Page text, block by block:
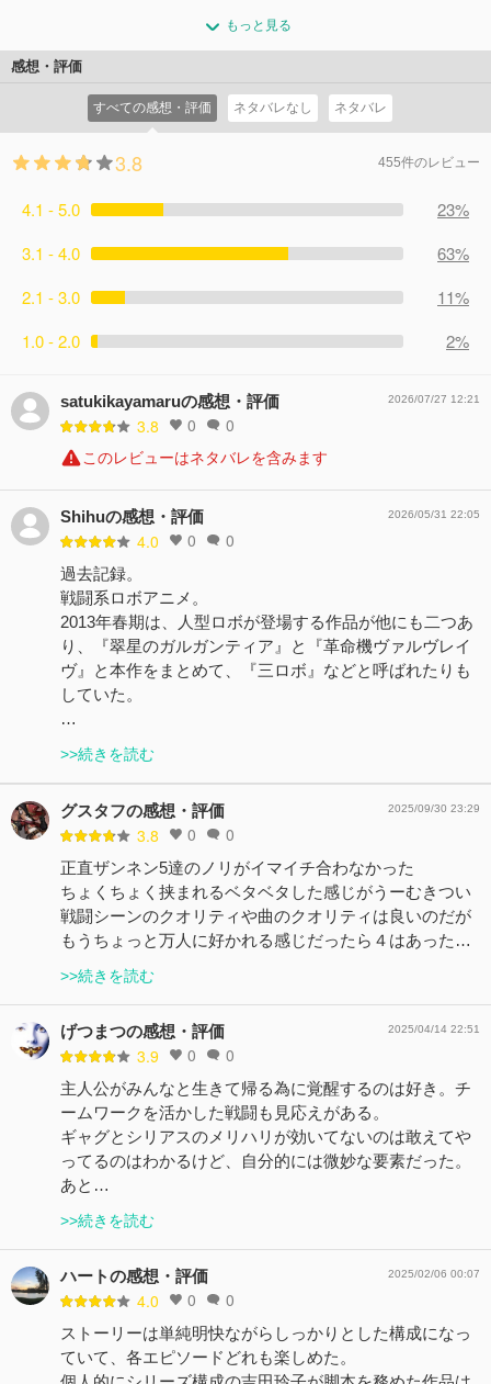
力は凄まじく、イズルたちは放棄するはずだった基地を防
コメント0件
られた膨大な予算の回収を理由に、機体にはスポンサーロ
ゴが貼られ、カメラを意識して作業を進めないといけない
のだ。だがその時、作業宙域に近づくウルガルの機影が確
認される。戦闘装備のないコアに乗ったイズルとアサギ
は、果たして無事に帰還できるのか。
まず、一時はヒーローに祭り上げられたチームラビッツも
いまやヘタレ扱い。「ザンネン５」の呼び名は全宇宙的に
訪れる。36時間後の奇襲作戦。だが、作戦開始直前に休暇
が与えられた５人は気がきではない。まさかこれが最後
の……。常夏のリゾート地でイズルの視線が一人の少女に
コメント0件拍手0回
もっと見る
感想・評価
すべての感想・評価 ネタバレなし ネタバレ
3.8 455件のレビュー
4.1 - 5.0
23%
3.1 - 4.0
63%
2.1 - 3.0
11%
1.0 - 2.0
2%
satukikayamaruの感想・評価
3.8 0 0
2026/07/27 12:21
このレビューはネタバレを含みます
Shihuの感想・評価
4.0 0 0
2026/05/31 22:05
過去記録。
戦闘系ロボアニメ。
2013年春期は、人型ロボが登場する作品が他にも二つあ
り、『翠星のガルガンティア』と『革命機ヴァルヴレイ
ヴ』と本作をまとめて、『三ロボ』などと呼ばれたりも
していた。
…
>>続きを読む
グスタフの感想・評価
3.8 0 0
2025/09/30 23:29
正直ザンネン5達のノリがイマイチ合わなかった
ちょくちょく挟まれるベタベタした感じがうーむきつい
戦闘シーンのクオリティや曲のクオリティは良いのだが
もうちょっと万人に好かれる感じだったら４はあった…
>>続きを読む
げつまつの感想・評価
3.9 0 0
2025/04/14 22:51
主人公がみんなと生きて帰る為に覚醒するのは好き。チ
ームワークを活かした戦闘も見応えがある。
ギャグとシリアスのメリハリが効いてないのは敢えてや
ってるのはわかるけど、自分的には微妙な要素だった。
あと…
>>続きを読む
ハートの感想・評価
4.0 0 0
2025/02/06 00:07
ストーリーは単純明快ながらしっかりとした構成になっ
ていて、各エピソードどれも楽しめた。